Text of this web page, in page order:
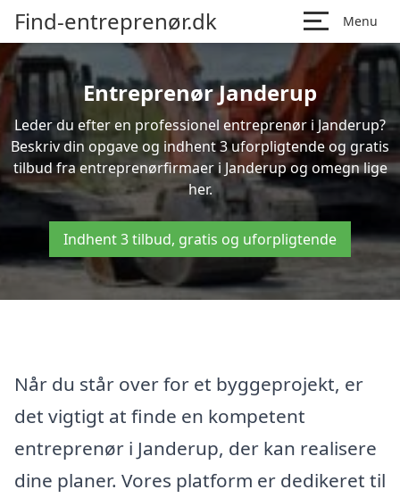
Find-entreprenør.dk Menu
Entreprenør Janderup
Leder du efter en professionel entreprenør i Janderup?
Beskriv din opgave og indhent 3 uforpligtende og gratis
tilbud fra entreprenørfirmaer i Janderup og omegn lige
her.
Indhent 3 tilbud, gratis og uforpligtende
Når du står over for et byggeprojekt, er
det vigtigt at finde en kompetent
entreprenør i Janderup, der kan realisere
dine planer. Vores platform er dedikeret til